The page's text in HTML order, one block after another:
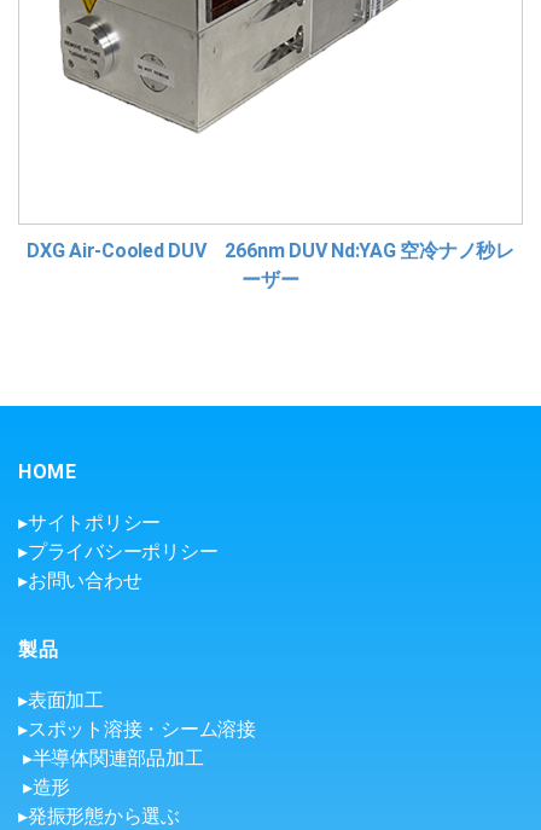
DXG Air-Cooled DUV 266nm DUV Nd:YAG 空冷ナノ秒レ
ーザー
HOME
▸サイトポリシー
▸プライバシーポリシー
▸お問い合わせ
製品
▸表面加工
▸スポット溶接・シーム溶接
▸半導体関連部品加工
▸造形
▸発振形態から選ぶ